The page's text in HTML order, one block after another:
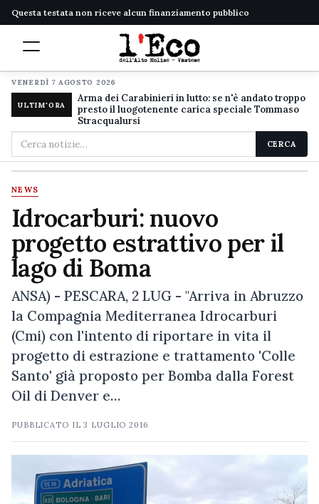
Questa testata non riceve alcun finanziamento pubblico
VENERDÌ 7 AGOSTO 2026
ULTIM'ORA
Arma dei Carabinieri in lutto: se n'è andato troppo
presto il luogotenente carica speciale Tommaso
Stracqualursi
Cerca
nel
sito
CERCA
NEWS
Idrocarburi: nuovo
progetto estrattivo per il
lago di Boma
ANSA) - PESCARA, 2 LUG - "Arriva in Abruzzo
la Compagnia Mediterranea Idrocarburi
(Cmi) con l'intento di riportare in vita il
progetto di estrazione e trattamento 'Colle
Santo' già proposto per Bomba dalla Forest
Oil di Denver e…
PUBBLICATO IL3 LUGLIO 2016